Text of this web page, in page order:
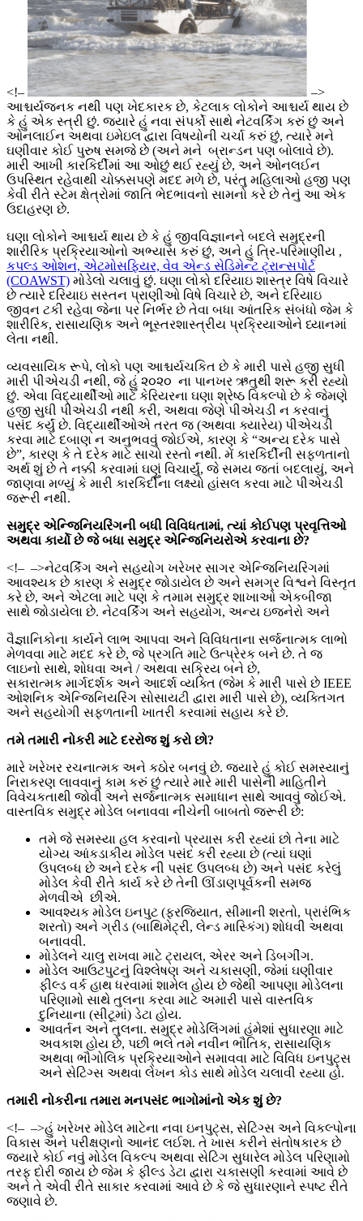
<!–
–>
આશ્ચર્યજનક નથી પણ ખેદકારક છે, કેટલાક લોકોને આશ્ચર્ય થાય છે
કે હું એક સ્ત્રી છું. જ્યારે હું નવા સંપર્કો સાથે નેટવર્કિંગ કરું છું અને
ઓનલાઈન અથવા ઇમેઇલ દ્વારા વિષયોની ચર્ચા કરું છું, ત્યારે મને
ઘણીવાર કોઈ પુરુષ સમજે છે (અને મને બ્રાન્ડન પણ બોલાવે છે).
મારી આખી કારકિર્દીમાં આ ઓછું થઈ રહ્યું છે, અને ઓનલઈન
ઉપસ્થિત રહેવાથી ચોક્કસપણે મદદ મળે છે, પરંતુ મહિલાઓ હજી પણ
કેવી રીતે સ્ટેમ ક્ષેત્રોમાં જાતિ ભેદભાવનો સામનો કરે છે તેનું આ એક
ઉદાહરણ છે.
ઘણા લોકોને આશ્ચર્ય થાય છે કે હું જીવવિજ્ઞાનને બદલે સમુદ્રની
શારીરિક પ્રક્રિયાઓનો અભ્યાસ કરું છું, અને હું ત્રિ-પરિમાણીય ,
કપલ્ડ ઓશન, એટમોસફિયર, વેવ એન્ડ સેડિમેન્ટ ટ્રાન્સપોર્ટ
(COAWST) મોડેલો ચલાવું છું. ઘણા લોકો દરિયાઇ શાસ્ત્ર વિષે વિચારે
છે ત્યારે દરિયાઇ સસ્તન પ્રાણીઓ વિષે વિચારે છે, અને દરિયાઇ
જીવન ટકી રહેવા જેના પર નિર્ભર છે તેવા બધા આંતરિક સંબંધો જેમ કે
શારીરિક, રાસાયણિક અને ભૂસ્તરશાસ્ત્રીય પ્રક્રિયાઓને ધ્યાનમાં
લેતા નથી.
વ્યવસાયિક રૂપે, લોકો પણ આશ્ચર્યચકિત છે કે મારી પાસે હજી સુધી
મારી પીએચડી નથી, જે હું ૨૦૨૦ ના પાનખર ઋતુથી શરૂ કરી રહ્યો
છું. એવા વિદ્યાર્થીઓ માટે કેરિયરના ઘણા શ્રેષ્ઠ વિકલ્પો છે કે જેમણે
હજી સુધી પીએચડી નથી કરી, અથવા જેણે પીએચડી ન કરવાનું
પસંદ કર્યું છે. વિદ્યાર્થીઓએ તરત જ (અથવા ક્યારેય) પીએચડી
કરવા માટે દબાણ ન અનુભવવું જોઈએ, કારણ કે “અન્ય દરેક પાસે
છે”, કારણ કે તે દરેક માટે સાચો રસ્તો નથી. મેં કારકિર્દીની સફળતાનો
અર્થ શું છે તે નક્કી કરવામાં ઘણું વિચાર્યું, જે સમય જતાં બદલાયું, અને
જાણવા મળ્યું કે મારી કારકિર્દીના લક્ષ્યો હાંસલ કરવા માટે પીએચડી
જરૂરી નથી.
સમુદ્ર એન્જિનિયરિંગની બધી વિવિધતામાં, ત્યાં કોઈપણ પ્રવૃત્તિઓ
અથવા કાર્યો છે જે બધા સમુદ્ર એન્જિનિયરોએ કરવાના છે?
<!– –>નેટવર્કિંગ અને સહયોગ ખરેખર સાગર એન્જિનિયરિંગમાં
આવશ્યક છે કારણ કે સમુદ્ર જોડાયેલ છે અને સમગ્ર વિશ્વને વિસ્તૃત
કરે છે, અને એટલા માટે પણ કે તમામ સમુદ્ર શાખાઓ એકબીજા
સાથે જોડાયેલા છે. નેટવર્કિંગ અને સહયોગ, અન્ય ઇજનેરો અને
વૈજ્ઞાનિકોના કાર્યને લાભ આપવા અને વિવિધતાના સર્જનાત્મક લાભો
મેળવવા માટે મદદ કરે છે, જે પ્રગતિ માટે ઉત્પ્રેરક બને છે. તે જ
લાઇનો સાથે, શોધવા અને / અથવા સક્રિય બને છે,
સકારાત્મક માર્ગદર્શક અને આદર્શ વ્યક્તિ (જેમ કે મારી પાસે છે IEEE
ઓશનિક એન્જિનિયરિંગ સોસાયટી દ્વારા મારી પાસે છે), વ્યક્તિગત
અને સહયોગી સફળતાની ખાતરી કરવામાં સહાય કરે છે.
તમે તમારી નોકરી માટે દરરોજ શું કરો છો?
મારે ખરેખર રચનાત્મક અને કઠોર બનવું છે. જ્યારે હું કોઈ સમસ્યાનું
નિરાકરણ લાવવાનું કામ કરું છું ત્યારે મારે મારી પાસેની માહિતીને
વિવેચકતાથી જોવી અને સર્જનાત્મક સમાધાન સાથે આવવું જોઈએ.
વાસ્તવિક સમુદ્ર મોડેલ બનાવવા નીચેની બાબતો જરૂરી છે:
તમે જે સમસ્યા હલ કરવાનો પ્રયાસ કરી રહ્યાં છો તેના માટે
યોગ્ય આંકડાકીય મોડેલ પસંદ કરી રહ્યા છે (ત્યાં ઘણાં
ઉપલબ્ધ છે અને દરેક ની પસંદ ઉપલબ્ધ છે) અને પસંદ કરેલું
મોડેલ કેવી રીતે કાર્ય કરે છે તેની ઊંડાણપૂર્વકની સમજ
મેળવીએ છીએ.
આવશ્યક મોડેલ ઇનપુટ (ફરજિયાત, સીમાની શરતો, પ્રારંભિક
શરતો) અને ગ્રીડ (બાથિમેટ્રી, લેન્ડ માસ્કિંગ) શોધવી અથવા
બનાવવી.
મોડેલને ચાલુ રાખવા માટે ટ્રાયલ, એરર અને ડિબગીંગ.
મોડેલ આઉટપુટનું વિશ્લેષણ અને ચકાસણી, જેમાં ઘણીવાર
ફીલ્ડ વર્ક હાથ ધરવામાં શામેલ હોય છે જેથી આપણા મોડેલના
પરિણામો સાથે તુલના કરવા માટે અમારી પાસે વાસ્તવિક
દુનિયાના (સીટૂમાં) ડેટા હોય.
આવર્તન અને તુલના. સમુદ્ર મોડેલિંગમાં હંમેશાં સુધારણા માટે
અવકાશ હોય છે, પછી ભલે તમે નવીન ભૌતિક, રાસાયણિક
અથવા ભૌગોલિક પ્રક્રિયાઓને સમાવવા માટે વિવિધ ઇનપુટ્સ
અને સેટિંગ્સ અથવા લેખન કોડ સાથે મોડેલ ચલાવી રહ્યા હો.
તમારી નોકરીના તમારા મનપસંદ ભાગોમાંનો એક શું છે?
<!– –>હું ખરેખર મોડેલ માટેના નવા ઇનપુટ્સ, સેટિંગ્સ અને વિકલ્પોના
વિકાસ અને પરીક્ષણનો આનંદ લઈશ. તે ખાસ કરીને સંતોષકારક છે
જ્યારે કોઈ નવું મોડેલ વિકલ્પ અથવા સેટિંગ સુધારેલ મોડેલ પરિણામો
તરફ દોરી જાય છે જેમ કે ફીલ્ડ ડેટા દ્વારા ચકાસણી કરવામાં આવે છે
અને તે એવી રીતે સાકાર કરવામાં આવે છે કે જે સુધારણાને સ્પષ્ટ રીતે
જણાવે છે.